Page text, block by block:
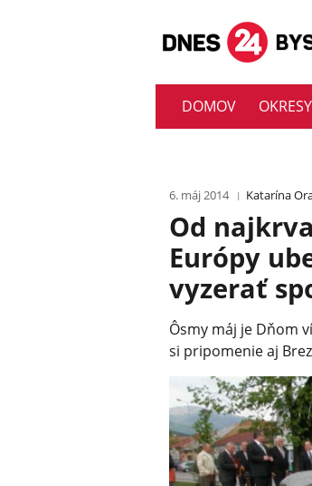
DOMOV OKRESY
6. máj 2014 Katarína
Od
Európy
vyzerať
Ôsmy máj je Dňom
si pripomenie aj